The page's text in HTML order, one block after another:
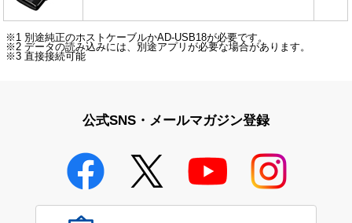
※1 別途純正のホストケーブルかAD-USB18が必要です。
※2 データの読み込みには、別途アプリが必要な場合があります。
※3 直接接続可能
公式SNS・メールマガジン登録